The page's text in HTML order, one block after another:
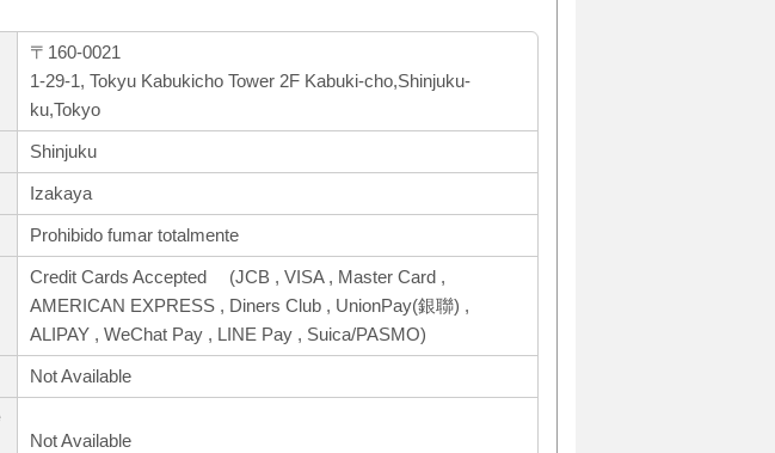
〒160-0021
1-29-1, Tokyu Kabukicho Tower 2F Kabuki-cho,Shinjuku-
ku,Tokyo
Shinjuku
Izakaya
Prohibido fumar totalmente
Credit Cards Accepted (JCB , VISA , Master Card ,
AMERICAN EXPRESS , Diners Club , UnionPay(銀聯) ,
ALIPAY , WeChat Pay , LINE Pay , Suica/PASMO)
Not Available
Not Available